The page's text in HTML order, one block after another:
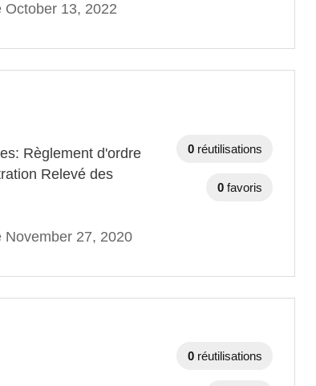
October 13, 2022
Règlement d'ordre
Relevé des
November 27, 2020
0 réutilisations
0 favoris
0 réutilisations